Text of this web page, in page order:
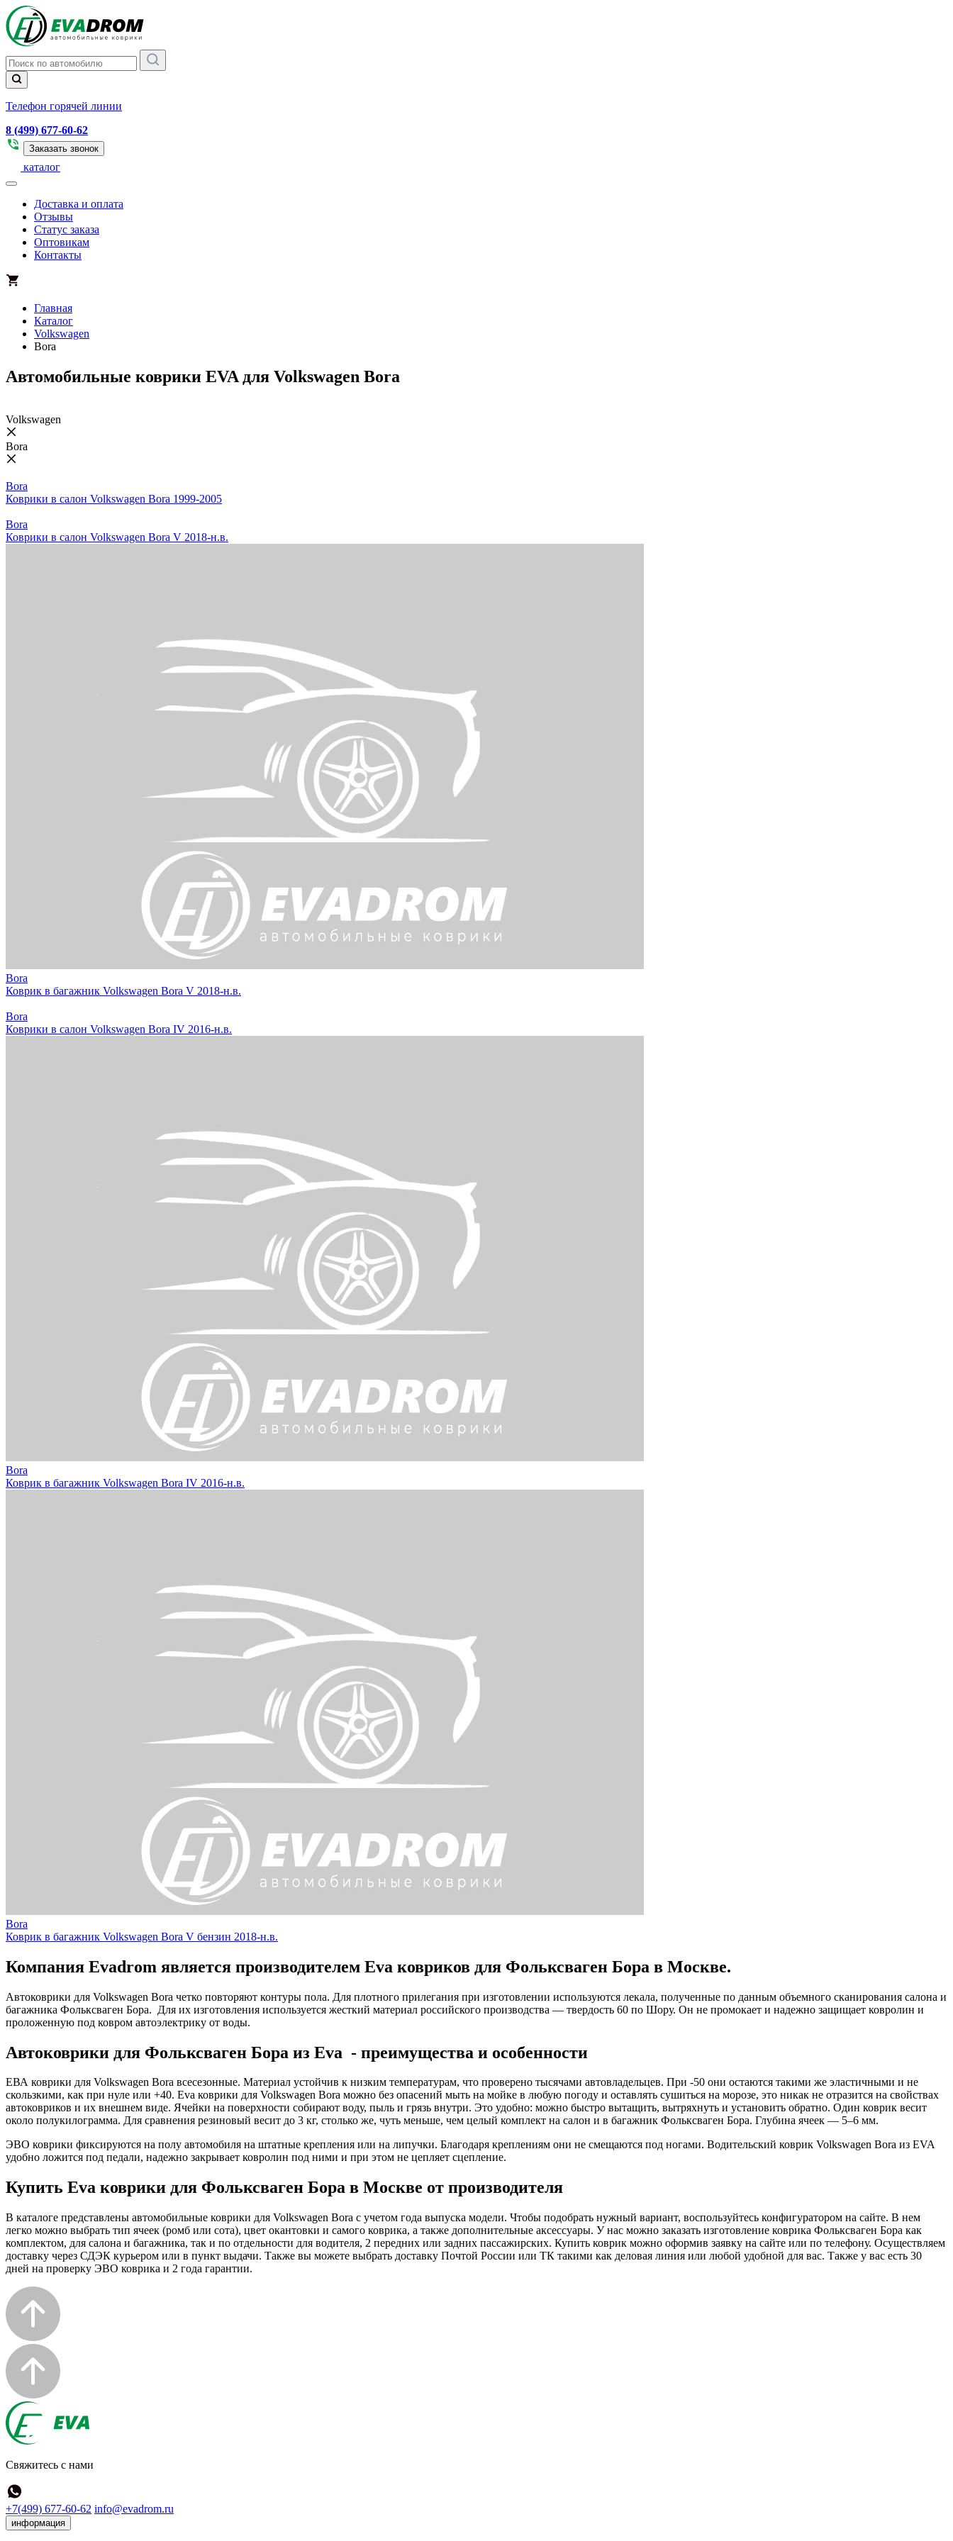
Телефон горячей линии
8 (499) 677-60-62
Заказать звонок
каталог
Доставка и оплата
Отзывы
Статус заказа
Оптовикам
Контакты
Главная
Каталог
Volkswagen
Bora
Автомобильные коврики EVA для Volkswagen Bora
Volkswagen
Bora
Bora
Коврики в салон Volkswagen Bora 1999-2005
Bora
Коврики в салон Volkswagen Bora V 2018-н.в.
Bora
Коврик в багажник Volkswagen Bora V 2018-н.в.
Bora
Коврики в салон Volkswagen Bora IV 2016-н.в.
Bora
Коврик в багажник Volkswagen Bora IV 2016-н.в.
Bora
Коврик в багажник Volkswagen Bora V бензин 2018-н.в.
Компания Evadrom является производителем Eva ковриков для Фольксваген Бора в Москве.
Автоковрики для Volkswagen Bora четко повторяют контуры пола. Для плотного прилегания при изготовлении используются лекала, полученные по данным объемного сканирования салона и
багажника Фольксваген Бора. Для их изготовления используется жесткий материал российского производства — твердость 60 по Шору. Он не промокает и надежно защищает ковролин и
проложенную под ковром автоэлектрику от воды.
Автоковрики для Фольксваген Бора из Eva - преимущества и особенности
ЕВА коврики для Volkswagen Bora всесезонные. Материал устойчив к низким температурам, что проверено тысячами автовладельцев. При -50 они остаются такими же эластичными и не
скользкими, как при нуле или +40. Eva коврики для Volkswagen Bora можно без опасений мыть на мойке в любую погоду и оставлять сушиться на морозе, это никак не отразится на свойствах
автоковриков и их внешнем виде. Ячейки на поверхности собирают воду, пыль и грязь внутри. Это удобно: можно быстро вытащить, вытряхнуть и установить обратно. Один коврик весит
около полукилограмма. Для сравнения резиновый весит до 3 кг, столько же, чуть меньше, чем целый комплект на салон и в багажник Фольксваген Бора. Глубина ячеек — 5–6 мм.
ЭВО коврики фиксируются на полу автомобиля на штатные крепления или на липучки. Благодаря креплениям они не смещаются под ногами. Водительский коврик Volkswagen Bora из EVA
удобно ложится под педали, надежно закрывает ковролин под ними и при этом не цепляет сцепление.
Купить Eva коврики для Фольксваген Бора в Москве от производителя
В каталоге представлены автомобильные коврики для Volkswagen Bora с учетом года выпуска модели. Чтобы подобрать нужный вариант, воспользуйтесь конфигуратором на сайте. В нем
легко можно выбрать тип ячеек (ромб или сота), цвет окантовки и самого коврика, а также дополнительные аксессуары. У нас можно заказать изготовление коврика Фольксваген Бора как
комплектом, для салона и багажника, так и по отдельности для водителя, 2 передних или задних пассажирских. Купить коврик можно оформив заявку на сайте или по телефону. Осуществляем
доставку через СДЭК курьером или в пункт выдачи. Также вы можете выбрать доставку Почтой России или ТК такими как деловая линия или любой удобной для вас. Также у вас есть 30
дней на проверку ЭВО коврика и 2 года гарантии.
Свяжитесь с нами
+7(499) 677-60-62 info@evadrom.ru
информация